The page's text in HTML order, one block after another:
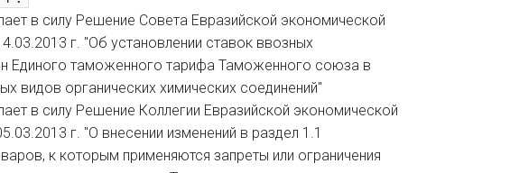
в силу Решение Совета Евразийской экономической
г. "Об установлении ставок ввозных
Единого таможенного тарифа Таможенного союза в
видов органических химических соединений"
в силу Решение Коллегии Евразийской экономической
г. "О внесении изменений в раздел 1.1
к которым применяются запреты или ограничения